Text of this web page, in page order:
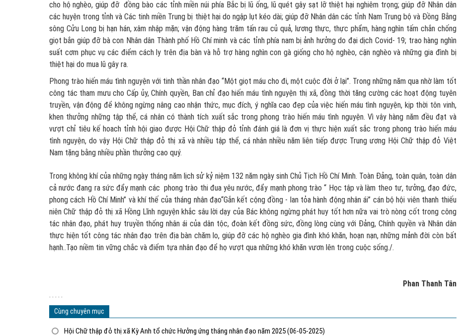
cho hộ nghèo, giúp đỡ đồng bào các tỉnh miền núi phía Bắc bị lũ ống, lũ quét gây sạt lỡ thiệt hại nghiêm trọng; giúp đỡ Nhân dân
các huyện trong tỉnh và Các tinh miền Trung bị thiệt hại do ngập lụt kéo dài; giúp đỡ Nhân dân các tỉnh Nam Trung bộ và Đồng Bằng
sông Cửu Long bị hạn hán, xâm nhập mặn; vận động hàng trăm tấn rau củ quả, lương thực, thực phẩm, hàng nghìn tấm chắn chống
giọt bắn giúp đỡ bà con Nhân dân Thành phố Hồ Chí minh và các tỉnh phía nam bị ảnh hưởng do đại dịch Covid- 19; trao hàng nghìn
suất cơm phục vụ các điểm cách ly trên địa bàn và hỗ trợ hàng nghìn con gà giống cho hộ nghèo, cận nghèo và những gia đình bị
thiệt hại do mua lũ gây ra.
Phong trào hiến máu tình nguyện với tinh thần nhân đạo “Một giọt máu cho đi, một cuộc đời ở lại”. Trong những năm qua nhờ làm tốt
công tác tham mưu cho Cấp ủy, Chính quyền, Ban chỉ đạo hiến máu tình nguyện thị xã, đồng thời tăng cường các hoạt động tuyên
truyền, vận động để không ngừng nâng cao nhận thức, mục đích, ý nghĩa cao đẹp của việc hiến máu tình nguyện, kịp thời tôn vinh,
khen thưởng những tập thể, cá nhân có thành tích xuất sắc trong phong trào hiến máu tình nguyện. Vì vây hàng năm đều đạt và
vượt chỉ tiêu kế hoach tỉnh hội giao được Hội Chữ thập đỏ tỉnh đánh giá là đơn vị thực hiện xuất sắc trong phong trào hiến máu
tình nguyện, do vậy Hội Chữ thập đỏ thị xã và nhiều tập thể, cá nhân nhiều năm liên tiếp được Trung ương Hội Chữ thập đỏ Việt
Nam tặng bằng nhiều phần thưởng cao quý.
Trong không khí của những ngày tháng năm lịch sử kỷ niệm 132 năm ngày sinh Chủ Tịch Hồ Chí Minh. Toàn Đảng, toàn quân, toàn dân
cả nước đang ra sức đẩy mạnh các phong trào thi đua yêu nước, đẩy mạnh phong trào “ Học tập và làm theo tư, tưởng, đạo đức,
phong cách Hồ Chí Minh” và khí thế của tháng nhân đạo“Gắn kết cộng đồng - lan tỏa hành động nhân ái” cán bộ hội viên thanh thiếu
niên Chữ thập đỏ thị xã Hồng Lĩnh nguyện khắc sâu lời dạy của Bác không ngừng phát huy tốt hơn nữa vai trò nòng cốt trong công
tác nhân đạo, phát huy truyền thống nhân ái của dân tộc, đoàn kết đồng sức, đồng lòng cùng với Đảng, Chính quyền và Nhân dân
thực hiện tốt công tác nhân đạo trên địa bàn chăm lo, giúp đỡ các hộ nghèo gia đình khó khăn, hoạn nạn, những mảnh đời còn bất
hạnh..Tạo niềm tin vững chắc và điểm tựa nhân đạo để họ vượt qua những khó khăn vươn lên trong cuộc sống./.
Phan Thanh Tân
Cùng chuyên mục
Hội Chữ thập đỏ thị xã Kỳ Anh tổ chức Hưởng ứng tháng nhân đạo năm 2025(06-05-2025)